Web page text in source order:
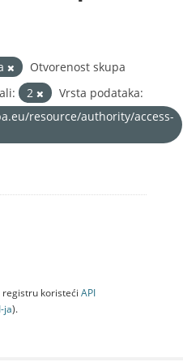
Otvorenost skupa
2
Vrsta podataka:
resource/authority/access-
koristeći API
jа).